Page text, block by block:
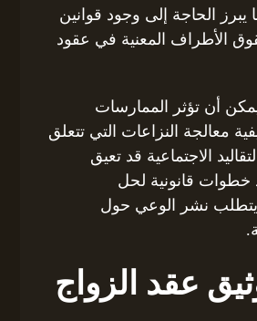
يبرز الحاجة إلى وجود قوانين
الأطراف المعنية في عقود
أن تؤثر الممارسات
معالجة النزاعات التي تتعلق
الاجتماعية قد تعيق
خطوات قانونية لحل
يتطلب نشر الوعي حول
عقد الزواج